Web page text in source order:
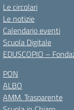
Le circolari
Le notizie
Calendario eventi
Scuola Digitale
EDUSCOPIO –
PON
ALBO
AMM. Trasparente